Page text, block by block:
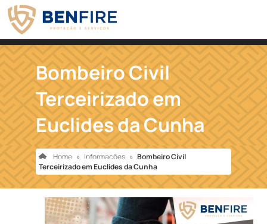
Bombeiro Civil
Terceirizado em
Euclides da Cunha
Home » Informações » Bombeiro Civil
Terceirizado em Euclides da Cunha